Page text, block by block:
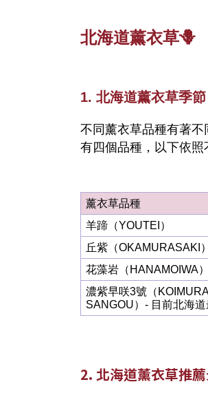
北海道薰衣草🪻
1. 北海道薰衣草季節
不同薰衣草品種有著
有四個品種，以下依照
薰衣草品種
羊蹄（YOUTEI）
丘紫（OKAMURASAKI）
花藻岩（HANAMOIWA）
濃紫早咲3號（
SANGOU）- 目前北海
2. 北海道薰衣草推